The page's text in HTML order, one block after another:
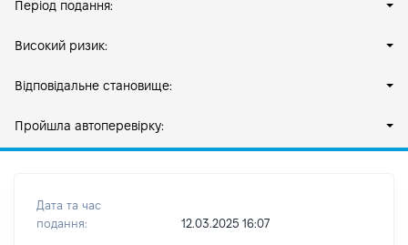
Період подання:
Високий ризик:
Відповідальне становище:
Пройшла автоперевірку:
Дата та час
подання:
12.03.2025 16:07